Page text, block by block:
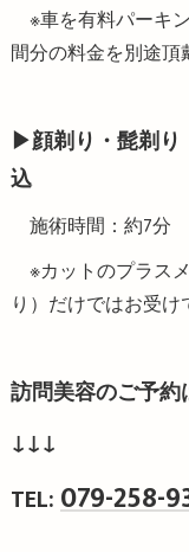
※車を有料パーキ
間分の料金を別途頂
▶︎顔剃り・髭剃
込
施術時間：約7分
※カットのプラス
り）だけではお受け
訪問美容のご予
↓↓↓
TEL:079-258-